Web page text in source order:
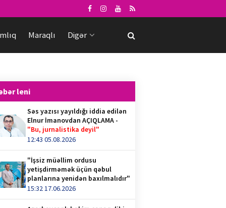
Maraqlı Digər
leni
Səs yazısı yayıldığı iddia edilən
Elnur İmanovdan AÇIQLAMA -
"Bu, jurnalistika deyil"
12:43 05.08.2026
"İşsiz müəllim ordusu
yetişdirməmək üçün qəbul
planlarına yenidən baxılmalıdır"
15:32 17.06.2026